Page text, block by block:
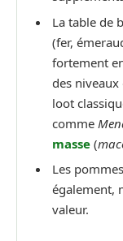
La table de
(fer,
fortement
des niveaux
loot
comme
masse (
Les
également,
valeur.